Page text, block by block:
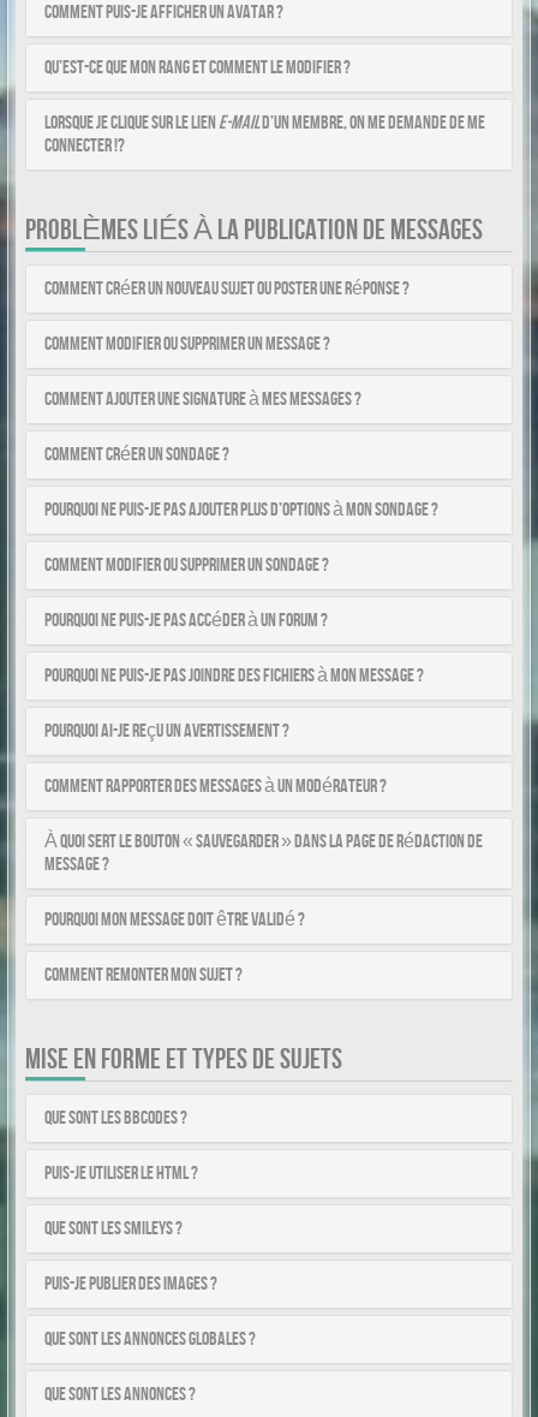
Comment puis-je afficher un avatar ?
Qu’est-ce que mon rang et comment le modifier ?
Lorsque je clique sur le liene-maild’un membre, on me demande de me
connecter !?
PROBLÈMES LIÉS À LA PUBLICATION DE MESSAGES
Comment créer un nouveau sujet ou poster une réponse ?
Comment modifier ou supprimer un message ?
Comment ajouter une signature à mes messages ?
Comment créer un sondage ?
Pourquoi ne puis-je pas ajouter plus d’options à mon sondage ?
Comment modifier ou supprimer un sondage ?
Pourquoi ne puis-je pas accéder à un forum ?
Pourquoi ne puis-je pas joindre des fichiers à mon message ?
Pourquoi ai-je reçu un avertissement ?
Comment rapporter des messages à un modérateur ?
À quoi sert le bouton « Sauvegarder » dans la page de rédaction de
message ?
Pourquoi mon message doit être validé ?
Comment remonter mon sujet ?
MISE EN FORME ET TYPES DE SUJETS
Que sont les BBCodes ?
Puis-je utiliser le HTML ?
Que sont les smileys ?
Puis-je publier des images ?
Que sont les annonces globales ?
Que sont les annonces ?